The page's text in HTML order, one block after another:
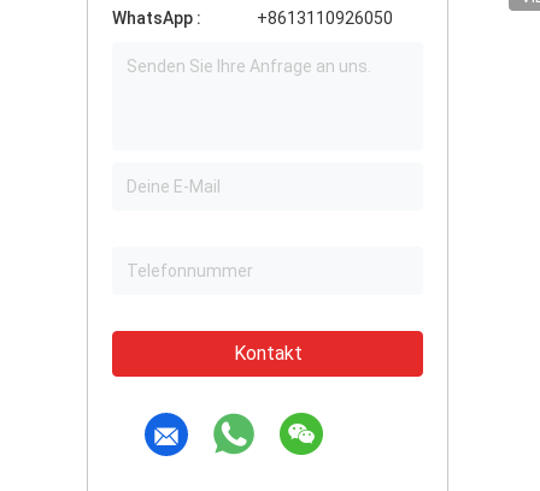
WhatsApp : +8613110926050
Kontakt